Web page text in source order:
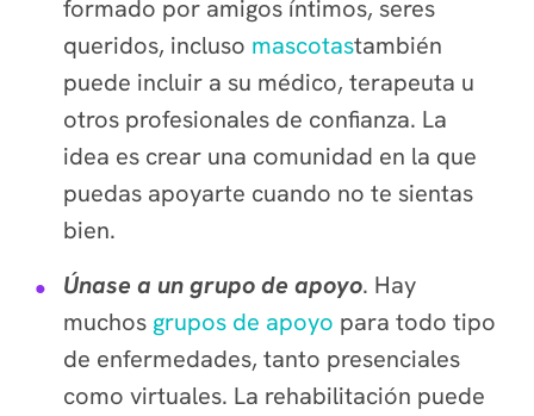
formado por amigos íntimos, seres
queridos, incluso mascotastambién
puede incluir a su médico, terapeuta u
otros profesionales de confianza. La
idea es crear una comunidad en la que
puedas apoyarte cuando no te sientas
bien.
Únase a un grupo de apoyo. Hay
muchos grupos de apoyo para todo tipo
de enfermedades, tanto presenciales
como virtuales. La rehabilitación puede